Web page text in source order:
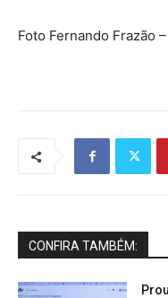
Foto Fernando Frazão
CONFIRA TAMBÉM: